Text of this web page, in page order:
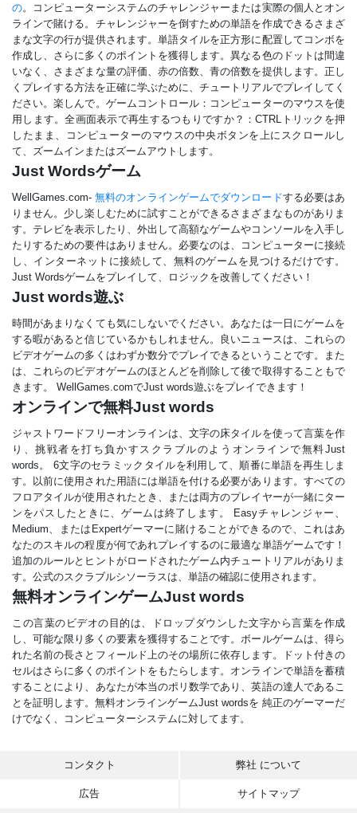
の。コンピューターシステムのチャレンジャーまたは実際の個人とオン
ラインで賭ける。チャレンジャーを倒すための単語を作成できるさまざ
まな文字の行が提供されます。単語タイルを正方形に配置してコンボを
作成し、さらに多くのポイントを獲得します。異なる色のドットは間違
いなく、さまざまな量の評価、赤の倍数、青の倍数を提供します。正し
くプレイする方法を正確に学ぶために、チュートリアルでプレイしてく
ださい。楽しんで。ゲームコントロール：コンピューターのマウスを使
用します。全画面表示で再生するつもりですか？：CTRLトリックを押
したまま、コンピューターのマウスの中央ボタンを上にスクロールし
て、ズームインまたはズームアウトします。
Just Wordsゲーム
WellGames.com-無料のオンラインゲームでダウンロードする必要はあ
りません。少し楽しむために試すことができるさまざまなものがありま
す。テレビを表示したり、外出して高額なゲームやコンソールを入手し
たりするための要件はありません。必要なのは、コンピューターに接続
し、インターネットに接続して、無料のゲームを見つけるだけです。
Just Wordsゲームをプレイして、ロジックを改善してください！
Just words遊ぶ
時間があまりなくても気にしないでください。あなたは一日にゲームを
する暇があると信じているかもしれません。良いニュースは、これらの
ビデオゲームの多くはわずか数分でプレイできるということです。また
は、これらのビデオゲームのほとんどを削除して後で取得することもで
きます。 WellGames.comでJust words遊ぶをプレイできます！
オンラインで無料Just words
ジャストワードフリーオンラインは、文字の床タイルを使って言葉を作
り、挑戦者を打ち負かすスクラブルのようオンラインで無料Just
words。 6文字のセラミックタイルを利用して、順番に単語を再生しま
す。以前に使用された用語には単語を付ける必要があります。すべての
フロアタイルが使用されたとき、または両方のプレイヤーが一緒にター
ンをパスしたときに、ゲームは終了します。 Easyチャレンジャー、
Medium、またはExpertゲーマーに賭けることができるので、これはあ
なたのスキルの程度が何であれプレイするのに最適な単語ゲームです！
追加のルールとヒントがロードされたゲーム内チュートリアルがありま
す。公式のスクラブルシソーラスは、単語の確認に使用されます。
無料オンラインゲームJust words
この言葉のビデオの目的は、ドロップダウンした文字から言葉を作成
し、可能な限り多くの要素を獲得することです。ボールゲームは、得ら
れた名前の長さとフィールド上のその場所に依存します。ドット付きの
セルはさらに多くのポイントをもたらします。オンラインで単語を蓄積
することにより、あなたが本当のポリ数学であり、英語の達人であるこ
とを証明します。無料オンラインゲームJust wordsを 純正のゲーマーだ
けでなく、コンピューターシステムに対してます。
コンタクト 弊社 について
広告 サイトマップ